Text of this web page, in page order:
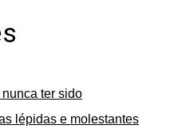
ter sido
lépidas e molestantes